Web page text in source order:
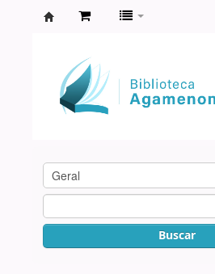
Agamenon
Magalhães
Buscar